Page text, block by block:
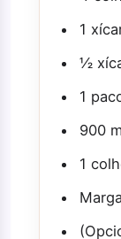
1
½
1
900
1